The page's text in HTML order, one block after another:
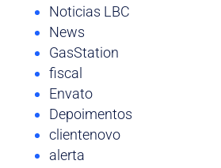
Noticias LBC
News
GasStation
fiscal
Envato
Depoimentos
clientenovo
alerta